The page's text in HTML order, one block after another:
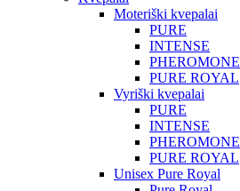
Moteriški kvepalai
PURE
INTENSE
PHEROMONE
PURE ROYAL
Vyriški kvepalai
PURE
INTENSE
PHEROMONE
PURE ROYAL
Unisex Pure Royal